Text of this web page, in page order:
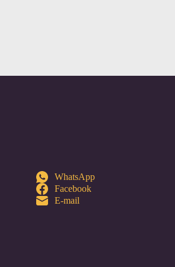
WhatsApp
Facebook
E-mail